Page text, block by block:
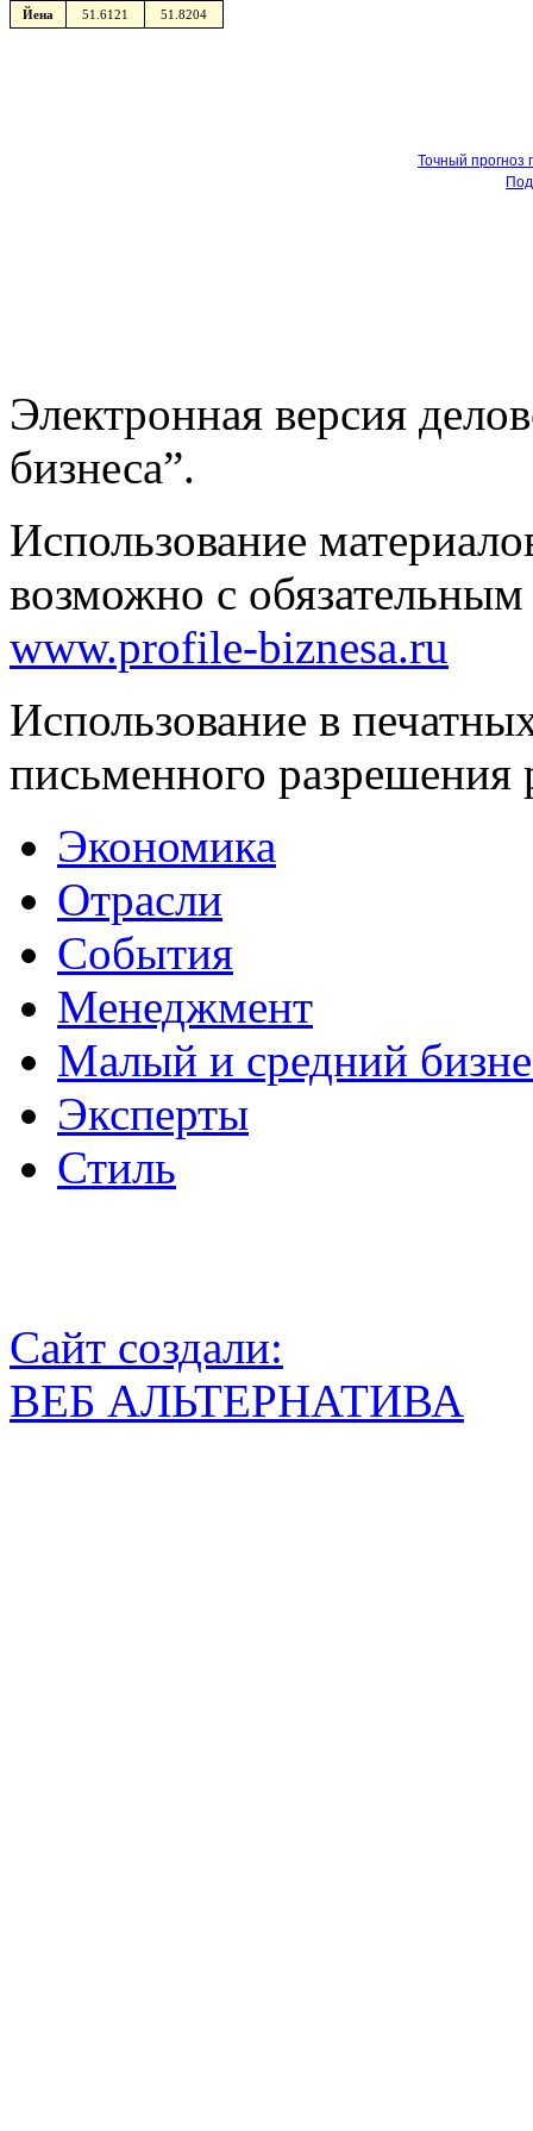
Йена 51.6121 51.8204
Точный прогноз
Электронная версия
бизнеса”.
Использование
возможно с
www.profile-biznesa.ru
Использование в
письменного разрешения
Экономика
Отрасли
События
Менеджмент
Малый и средний
Эксперты
Стиль
Сайт создали:
ВЕБ АЛЬТЕРНАТИВА